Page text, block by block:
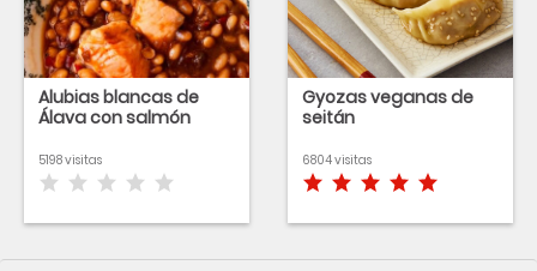
Alubias blancas de
Álava con salmón
5198 visitas
Gyozas veganas de
seitán
6804 visitas